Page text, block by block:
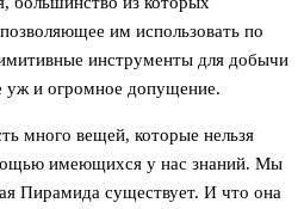
им использовать по
инструменты для добычи
уж и огромное допущение.
много вещей, которые нельзя
имеющихся у нас знаний. Мы
Пирамида существует. И что она